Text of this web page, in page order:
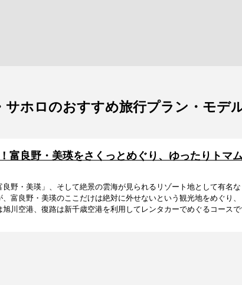
サホロのおすすめ旅行プラン・モデ
富良野・美瑛をさくっとめぐり、ゆったりトマ
野・美瑛」、そして絶景の雲海が見られるリゾート地として有名
富良野・美瑛のここだけは絶対に外せないという観光地をめぐり
旭川空港、復路は新千歳空港を利用してレンタカーでめぐるコース